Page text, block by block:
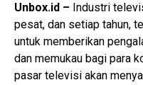
Unbox.id – Industri
pesat, dan setiap tahun,
untuk memberikan
dan memukau bagi para
pasar televisi akan